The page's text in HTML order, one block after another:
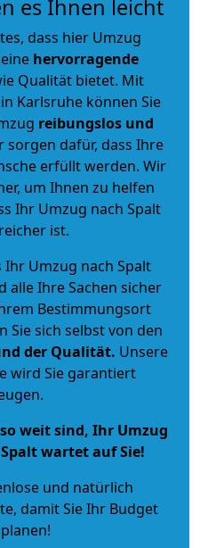
es Ihnen leicht
dass hier Umzug
hervorragende
Qualität bietet. Mit
Karlsruhe können Sie
reibungslos und
dafür, dass Ihre
erfüllt werden. Wir
um Ihnen zu helfen
Ihr Umzug nach Spalt
ist.
Umzug nach Spalt
alle Ihre Sachen sicher
Bestimmungsort
Sie sich selbst von den
der Qualität. Unsere
wird Sie garantiert
weit sind, Ihr Umzug
wartet auf Sie!
und natürlich
, damit Sie Ihr Budget